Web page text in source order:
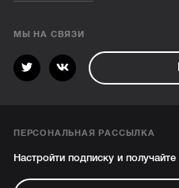
МЫ НА СВЯЗИ
ПЕРСОНАЛЬНАЯ РАССЫЛКА
Настройти подписку и